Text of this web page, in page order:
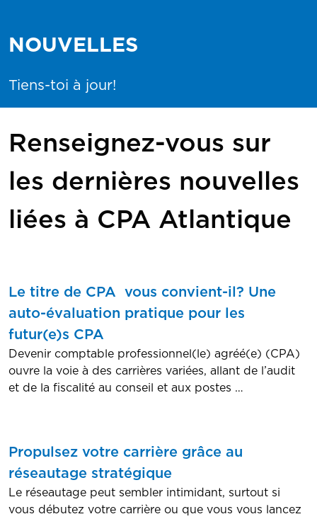
NOUVELLES
Tiens-toi à jour!
Renseignez-vous sur
les dernières nouvelles
liées à CPA Atlantique
Le titre de CPA vous convient-il? Une
auto-évaluation pratique pour les
futur(e)s CPA
Devenir comptable professionnel(le) agréé(e) (CPA)
ouvre la voie à des carrières variées, allant de l’audit
et de la fiscalité au conseil et aux postes …
Propulsez votre carrière grâce au
réseautage stratégique
Le réseautage peut sembler intimidant, surtout si
vous débutez votre carrière ou que vous vous lancez